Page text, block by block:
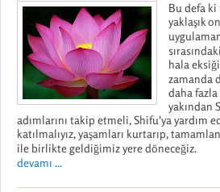
Bu defa
yaklaşık
hala
zamanda
daha
yakından
adımlarını takip etmeli, Shifu'ya yardım
katılmalıyız, yaşamları kurtarıp,
ile birlikte geldiğimiz yere döneceğiz.
devamı ...